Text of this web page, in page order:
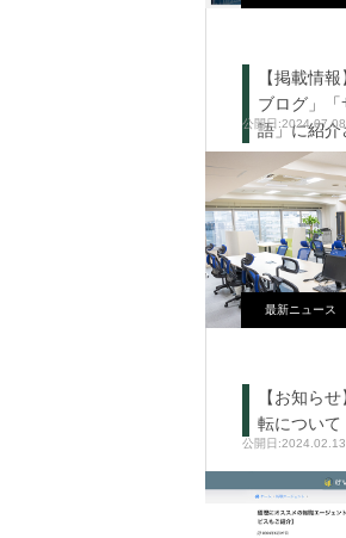
【掲載情
ブログ」
語」に紹介
2024.07.08
最新ニュース
【お知ら
転について
2024.02.13